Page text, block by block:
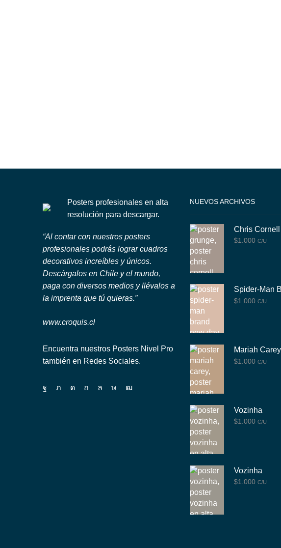
Posters profesionales en alta
resolución para descargar.
“Al contar con nuestros posters
profesionales podrás lograr cuadros
decorativos increíbles y únicos.
Descárgalos en Chile y el mundo,
paga con diversos medios y llévalos a
la imprenta que tú quieras.”
www.croquis.cl
Encuentra nuestros Posters Nivel Pro
también en Redes Sociales.
Facebook
NUEVOS ARCHIVOS
Chris Cornell
$1.000 C/U
$1.000 C/U
Mariah Carey
$1.000 C/U
Vozinha
$1.000 C/U
Vozinha
$1.000 C/U